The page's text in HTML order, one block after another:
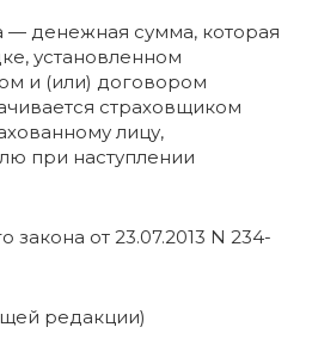
— денежная сумма, которая
установленном
и (или) договором
страховщиком
лицу,
при наступлении
от 23.07.2013 N 234-
редакции)